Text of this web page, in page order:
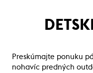
Preskúmajte ponuku
nohavíc predných